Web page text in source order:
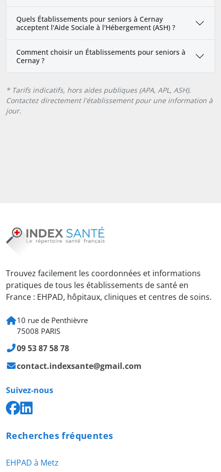
Quels Établissements pour seniors à Cernay
acceptent l'Aide Sociale à l'Hébergement (ASH) ?
Comment choisir un Établissements pour seniors à
Cernay ?
* Tarifs indicatifs, hors aides publiques (APA, APL, ASH).
Contactez directement l'établissement pour une information à
jour.
Trouvez facilement les coordonnées et informations
pratiques de tous les établissements de santé en
France : EHPAD, hôpitaux, cliniques et centres de soins.
10 rue de Penthièvre
75008 PARIS
09 53 87 58 78
contact.indexsante@gmail.com
Suivez-nous
Recherches fréquentes
EHPAD à Metz